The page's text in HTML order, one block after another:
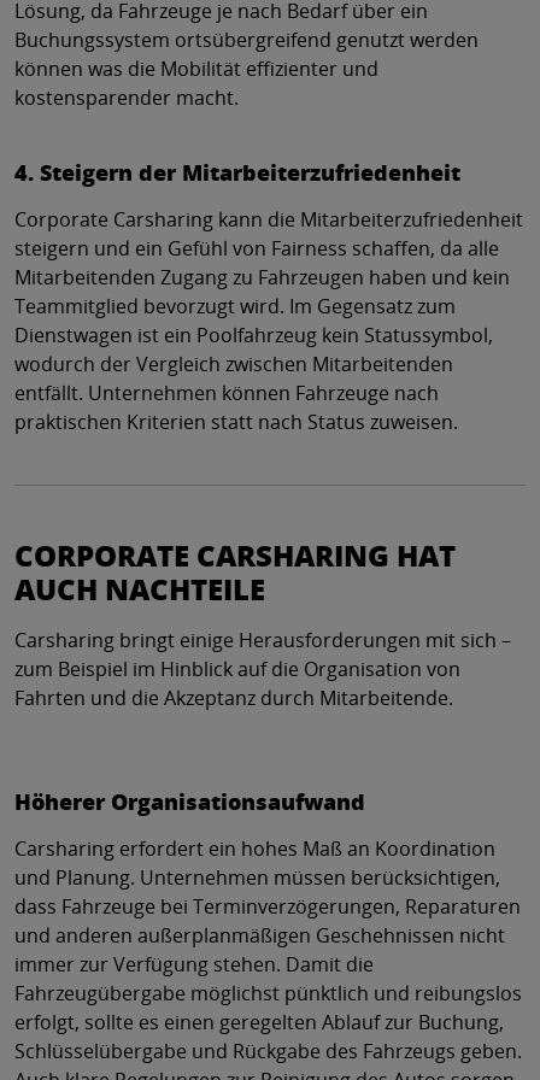
Lösung, da Fahrzeuge je nach Bedarf über ein
Buchungssystem ortsübergreifend genutzt werden
können was die Mobilität effizienter und
kostensparender macht.
4. Steigern der Mitarbeiterzufriedenheit
Corporate Carsharing kann die Mitarbeiterzufriedenheit
steigern und ein Gefühl von Fairness schaffen, da alle
Mitarbeitenden Zugang zu Fahrzeugen haben und kein
Teammitglied bevorzugt wird. Im Gegensatz zum
Dienstwagen ist ein Poolfahrzeug kein Statussymbol,
wodurch der Vergleich zwischen Mitarbeitenden
entfällt. Unternehmen können Fahrzeuge nach
praktischen Kriterien statt nach Status zuweisen.
CORPORATE CARSHARING HAT
AUCH NACHTEILE
Carsharing bringt einige Herausforderungen mit sich –
zum Beispiel im Hinblick auf die Organisation von
Fahrten und die Akzeptanz durch Mitarbeitende.
Höherer Organisationsaufwand
Carsharing erfordert ein hohes Maß an Koordination
und Planung. Unternehmen müssen berücksichtigen,
dass Fahrzeuge bei Terminverzögerungen, Reparaturen
und anderen außerplanmäßigen Geschehnissen nicht
immer zur Verfügung stehen. Damit die
Fahrzeugübergabe möglichst pünktlich und reibungslos
erfolgt, sollte es einen geregelten Ablauf zur Buchung,
Schlüsselübergabe und Rückgabe des Fahrzeugs geben.